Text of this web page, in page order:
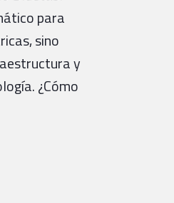
para
sino
y
¿Cómo